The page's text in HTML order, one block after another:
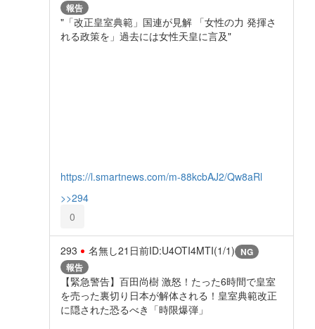
報告
"「改正皇室典範」国連が見解 「女性の力 発揮さ
れる政策を」過去には女性天皇に言及"
https://l.smartnews.com/m-88kcbAJ2/Qw8aRl
>>294
0
293 名無し21日前ID:U4OTI4MTI(1/1) NG
報告
【緊急警告】百田尚樹 激怒！たった6時間で皇室
を売った裏切り日本が解体される！皇室典範改正
に隠された恐るべき「時限爆弾」